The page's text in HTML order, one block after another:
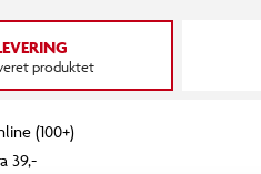
produktet
(100+)
39,-